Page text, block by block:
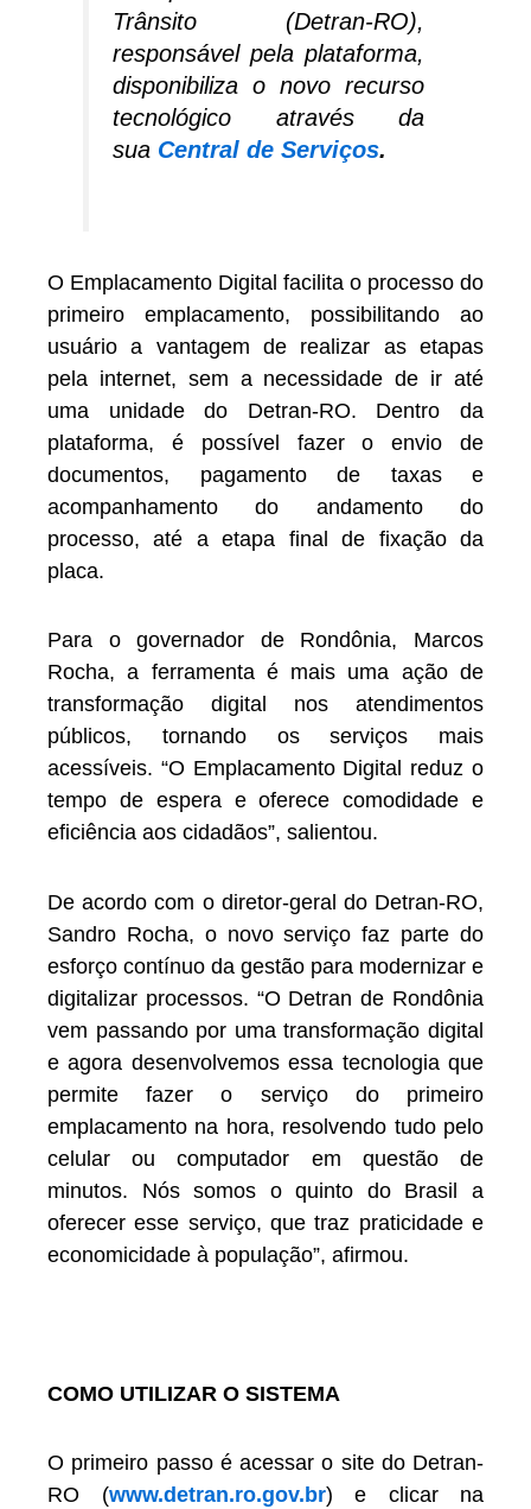
Trânsito (Detran-RO),
responsável pela plataforma,
disponibiliza o novo recurso
tecnológico através da
sua Central de Serviços.
O Emplacamento Digital facilita o processo do
primeiro emplacamento, possibilitando ao
usuário a vantagem de realizar as etapas
pela internet, sem a necessidade de ir até
uma unidade do Detran-RO. Dentro da
plataforma, é possível fazer o envio de
documentos, pagamento de taxas e
acompanhamento do andamento do
processo, até a etapa final de fixação da
placa.
Para o governador de Rondônia, Marcos
Rocha, a ferramenta é mais uma ação de
transformação digital nos atendimentos
públicos, tornando os serviços mais
acessíveis. “O Emplacamento Digital reduz o
tempo de espera e oferece comodidade e
eficiência aos cidadãos”, salientou.
De acordo com o diretor-geral do Detran-RO,
Sandro Rocha, o novo serviço faz parte do
esforço contínuo da gestão para modernizar e
digitalizar processos. “O Detran de Rondônia
vem passando por uma transformação digital
e agora desenvolvemos essa tecnologia que
permite fazer o serviço do primeiro
emplacamento na hora, resolvendo tudo pelo
celular ou computador em questão de
minutos. Nós somos o quinto do Brasil a
oferecer esse serviço, que traz praticidade e
economicidade à população”, afirmou.
COMO UTILIZAR O SISTEMA
O primeiro passo é acessar o site do Detran-
RO (www.detran.ro.gov.br) e clicar na